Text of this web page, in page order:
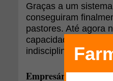
Graças a um
conseguiram
pastores. Até agora
capacidade de
indisciplinados na
Empresário do Vale